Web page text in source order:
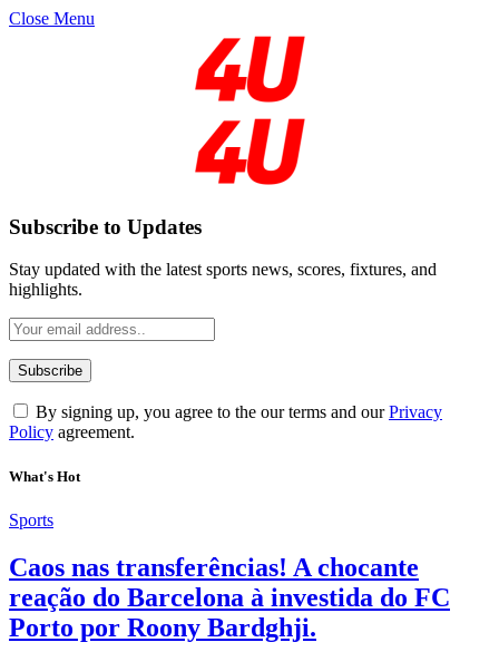
Close Menu
Subscribe to Updates
Stay updated with the latest sports news, scores, fixtures, and
highlights.
By signing up, you agree to the our terms and ourPrivacy
Policy agreement.
What's Hot
Sports
Caos nas transferências! A chocante
reação do Barcelona à investida do FC
Porto por Roony Bardghji.